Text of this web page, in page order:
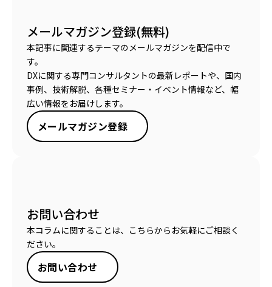
メールマガジン登録(無料)
本記事に関連するテーマのメールマガジンを配信中で
す。
DXに関する専門コンサルタントの最新レポートや、国内
事例、技術解説、各種セミナー・イベント情報など、幅
広い情報をお届けします。
メールマガジン登録
お問い合わせ
本コラムに関することは、こちらからお気軽にご相談く
ださい。
お問い合わせ